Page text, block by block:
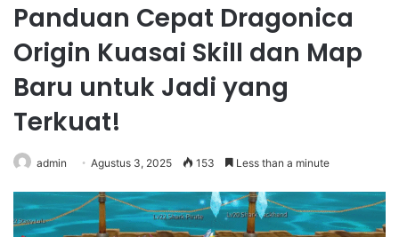
Panduan Cepat Dragonica
Origin Kuasai Skill dan Map
Baru untuk Jadi yang
Terkuat!
admin Agustus 3, 2025 153 Less than a minute